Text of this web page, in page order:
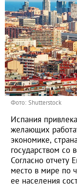
Фото: Shutterstock
Испания
желающих
экономике,
государством со
Согласно отчету
место в мире по
ее населения